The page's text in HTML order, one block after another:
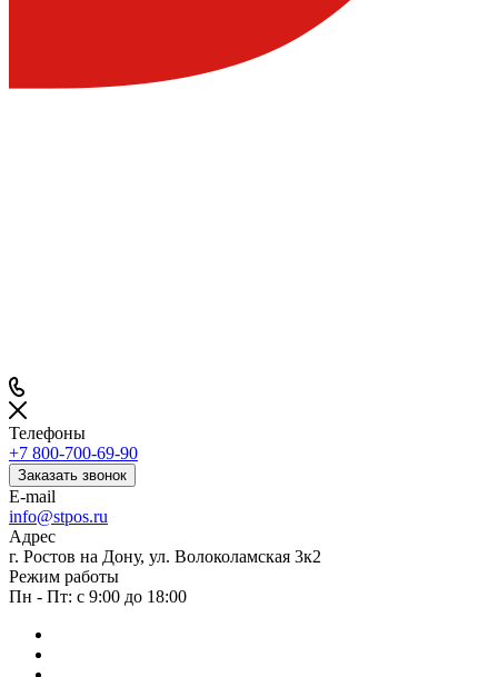
Телефоны
+7 800-700-69-90
Заказать звонок
E-mail
info@stpos.ru
Адрес
г. Ростов на Дону, ул. Волоколамская 3к2
Режим работы
Пн - Пт: с 9:00 до 18:00